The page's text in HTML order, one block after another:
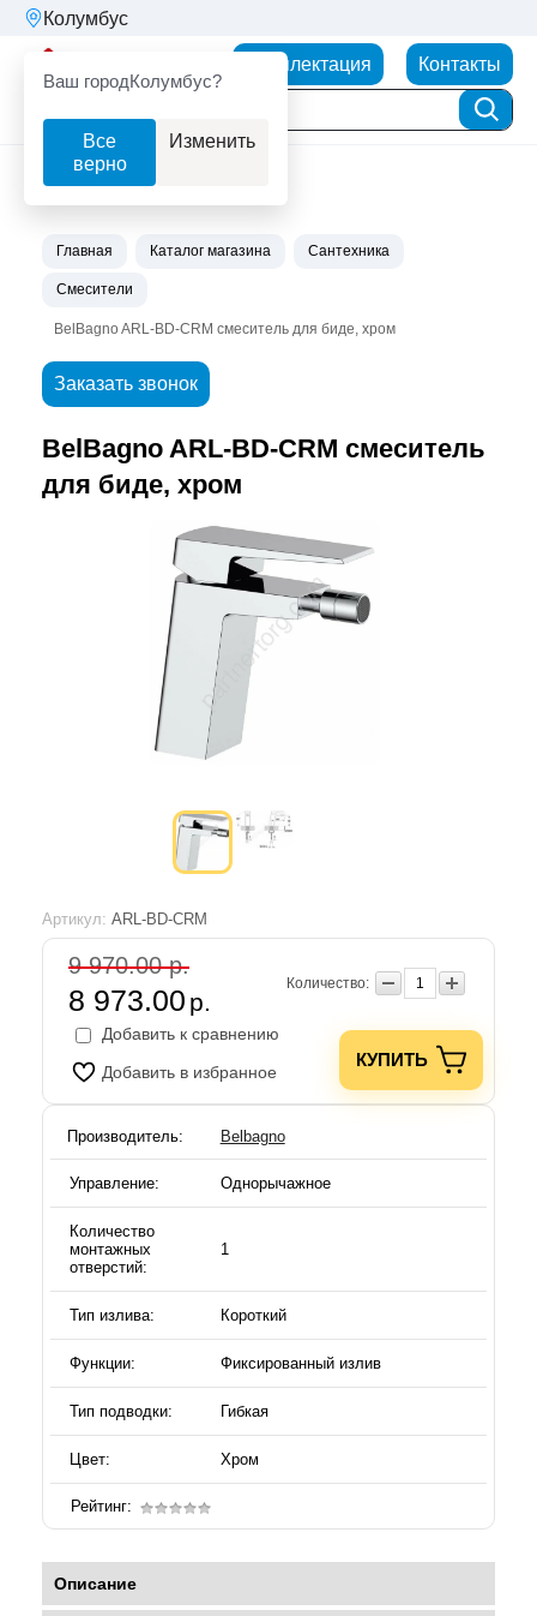
Колумбус
Ваш городКолумбус?
Все
верно
Изменить
Комплектация Контакты
Главная Каталог магазина Сантехника
Смесители
BelBagno ARL-BD-CRM смеситель для биде, хром
Заказать звонок
BelBagno ARL-BD-CRM смеситель
для биде, хром
Артикул: ARL-BD-CRM
9 970.00 р.
8 973.00 р.
Количество:
Добавить к сравнению
Добавить в избранное
КУПИТЬ
Производитель: Belbagno
Управление: Однорычажное
Количество
монтажных
отверстий:
1
Тип излива: Короткий
Функции: Фиксированный излив
Тип подводки: Гибкая
Цвет: Хром
Рейтинг:
Описание